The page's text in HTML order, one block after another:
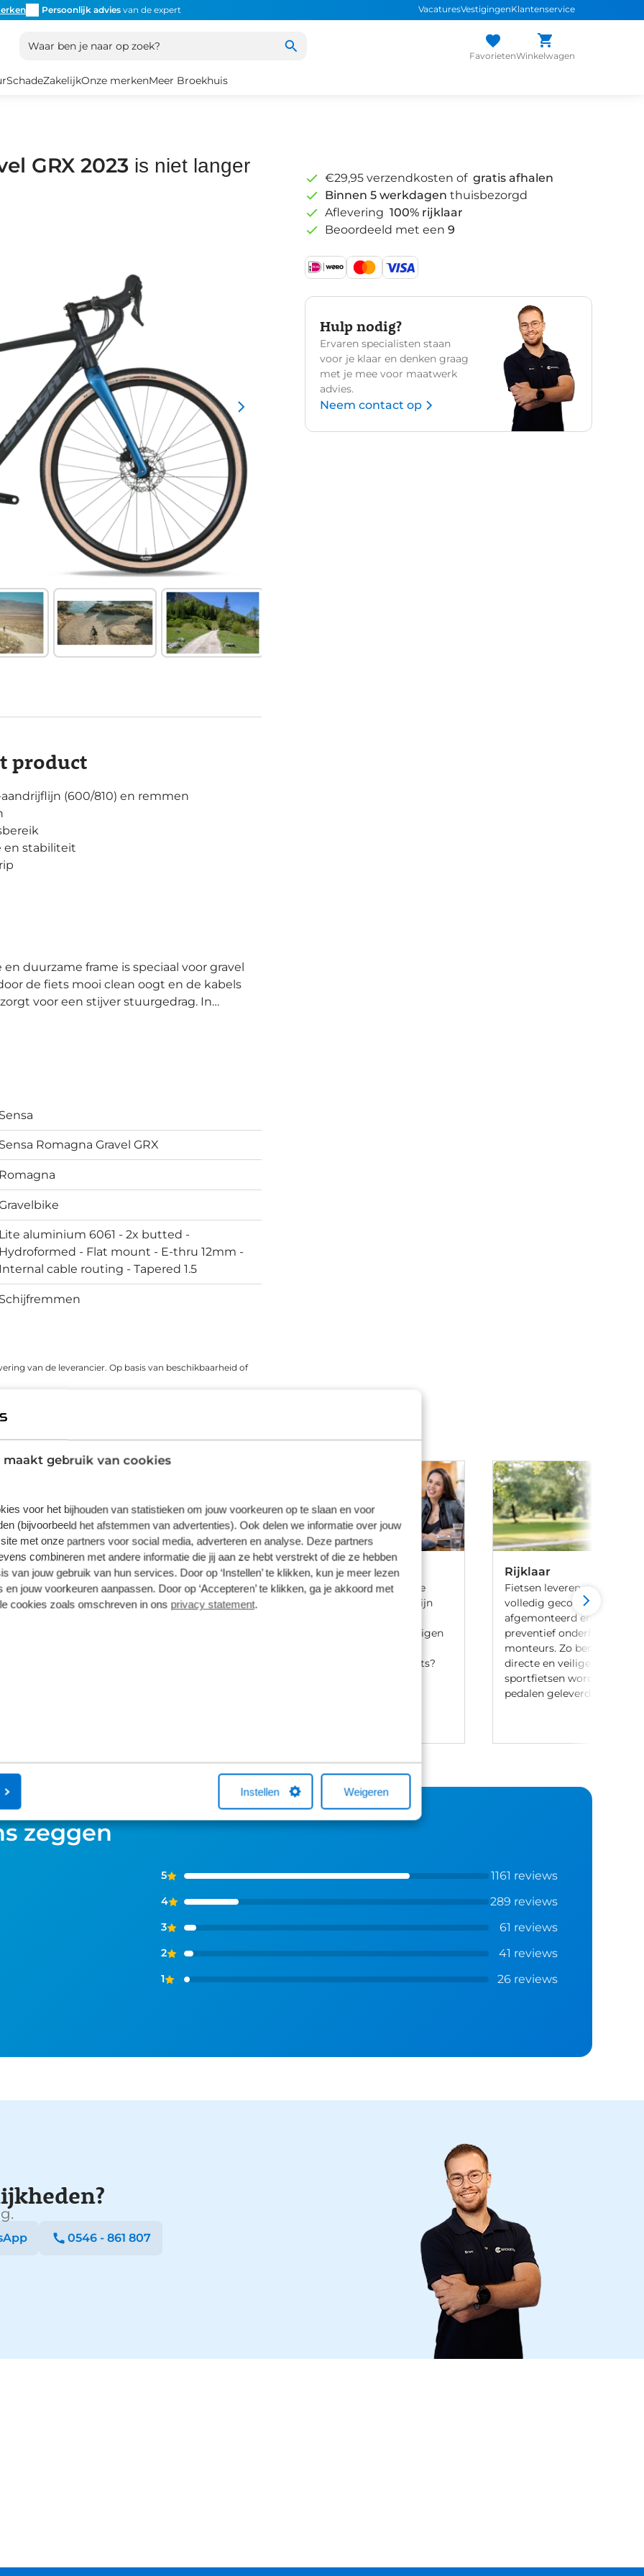
maakt gebruik van cookies
voor het bijhouden van statistieken om jouw voorkeuren op te slaan en voor
(bijvoorbeeld het afstemmen van advertenties). Ook delen we informatie over jouw
met onze partners voor social media, adverteren en analyse. Deze partners
combineren met andere informatie die jij aan ze hebt verstrekt of die ze hebben
van jouw gebruik van hun services. Door op ‘Instellen’ te klikken, kun je meer lezen
jouw voorkeuren aanpassen. Door op ‘Accepteren’ te klikken, ga je akkoord met
cookies zoals omschreven in ons privacy statement.
Instellen Weigeren
Persoonlijk advies van de expert Uniek assortimentsterkemerken
VacaturesVestigingenKlantenservice
Waar ben je naar op zoek?
FavorietenWinkelwagen
SchadeZakelijkOnze merkenMeer Broekhuis
GRX 2023 is niet langer
€29,95 verzendkosten of gratis afhalen
Binnen 5 werkdagen thuisbezorgd
Aflevering 100% rijklaar
Beoordeeld met een 9
Hulp nodig?
Ervaren specialisten staan
voor je klaar en denken graag
met je mee voor maatwerk
advies.
Neem contact op
product
(600/810) en remmen
en stabiliteit
de fiets mooi clean oogt en de kabels
voor een stijver stuurgedrag. In
rijden op deze Romagna Gravel
RX600 crankstel in combinatie
omhoog zult kunnen fietsen! Op de
secties gemakkelijk rijden. De breedte
de wielen, stuur-, stuurpen, zadelpen van
en zo wordt er onder andere ook een
gemonteerd. Lees onze review over de Sensa Romagna Gravel.
Sensa
Sensa Romagna Gravel GRX
Romagna
Lite aluminium 6061 - 2x butted -
Hydroformed - Flat mount - E-thru 12mm -
Internal cable routing - Tapered 1.5
Schijfremmen
van de leverancier. Op basis van beschikbaarheid of
Kingpolis voor Broekhuis
sluit je af in één van de
Fietslease
Bij Broekhuis ben je aan het goede
adres om een fiets te leasen. Wij zijn
maatschappijen en hebben onze eigen
vragen over het leasen van een fiets?
Rijklaar
Fietsen leveren we 100%
volledig gecontroleerd,
afgemonteerd en voorzien
preventief onderhoud door
monteurs. Zo ben je
directe en veilige ritten. Let
sportfietsen worden
pedalen geleverd.
zeggen
5 1161 reviews
4 289 reviews
3 61 reviews
2 41 reviews
1 26 reviews
0546 - 861 807